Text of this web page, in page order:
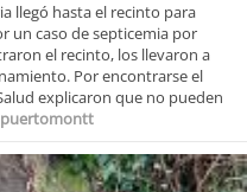
llegó hasta el recinto para
un caso de septicemia por
el recinto, los llevaron a
Por encontrarse el
explicaron que no pueden
puertomontt